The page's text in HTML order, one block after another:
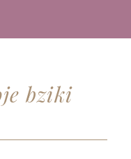
bziki